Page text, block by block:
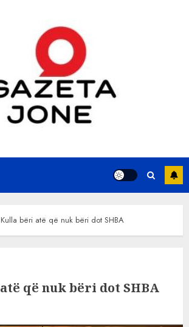
Kulla bëri atë që nuk bëri dot SHBA
që nuk bëri dot SHBA